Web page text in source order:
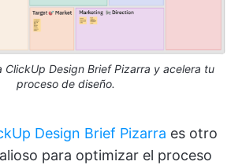
ClickUp Design Brief Pizarra y acelera tu
proceso de diseño.
Design Brief Pizarra es otro
para optimizar el proceso